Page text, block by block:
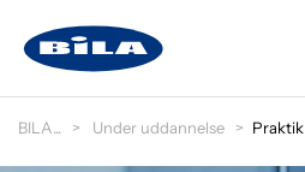
BILA Under uddannelse Praktik